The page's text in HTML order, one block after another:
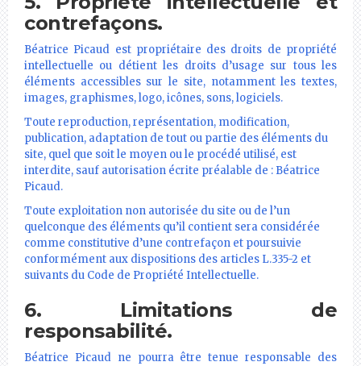
contrefaçons.
Béatrice Picaud est propriétaire des droits de propriété
intellectuelle ou détient les droits d’usage sur tous les
éléments accessibles sur le site, notamment les textes,
images, graphismes, logo, icônes, sons, logiciels.
Toute reproduction, représentation, modification,
publication, adaptation de tout ou partie des éléments du
site, quel que soit le moyen ou le procédé utilisé, est
interdite, sauf autorisation écrite préalable de : Béatrice
Picaud.
Toute exploitation non autorisée du site ou de l’un
quelconque des éléments qu’il contient sera considérée
comme constitutive d’une contrefaçon et poursuivie
conformément aux dispositions des articles L.335-2 et
suivants du Code de Propriété Intellectuelle.
6. Limitations de
responsabilité.
Béatrice Picaud ne pourra être tenue responsable des